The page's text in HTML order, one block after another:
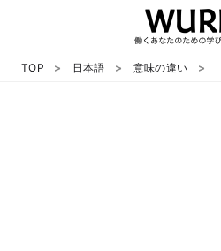
TOP 日本語 意味の違い